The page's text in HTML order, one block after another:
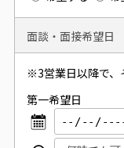
面談・面接希望日
※3営業日以降で、
第一希望日